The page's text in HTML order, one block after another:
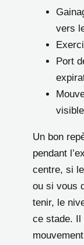
vers
Port
Un bon
pendant
centre, si
ou si vous
tenir, le
ce stade. Il